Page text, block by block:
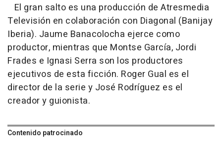
El gran salto es una producción de Atresmedia
Televisión en colaboración con Diagonal (Banijay
Iberia). Jaume Banacolocha ejerce como
productor, mientras que Montse García, Jordi
Frades e Ignasi Serra son los productores
ejecutivos de esta ficción. Roger Gual es el
director de la serie y José Rodríguez es el
creador y guionista.
Contenido patrocinado